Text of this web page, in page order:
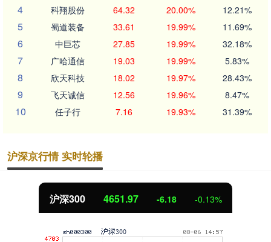
4 科翔股份 64.32 20.00% 12.21%
5 蜀道装备 33.61 19.99% 11.69%
6 中巨芯 27.85 19.99% 32.18%
7 广哈通信 19.03 19.99% 5.83%
8 欣天科技 18.02 19.97% 28.43%
9 飞天诚信 12.56 19.96% 8.47%
10 任子行 7.16 19.93% 31.39%
沪深京行情 实时轮播
北证50 1122.76 3.30 0.29%